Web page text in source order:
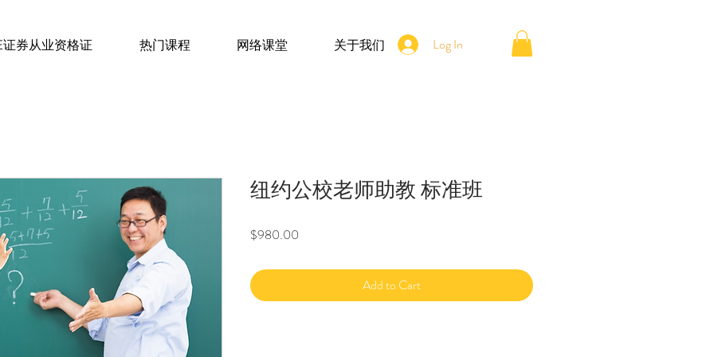
Log In
证券从业资格证 热门课程 网络课堂 关于我们
纽约公校老师助教 标准班
$980.00
Add to Cart